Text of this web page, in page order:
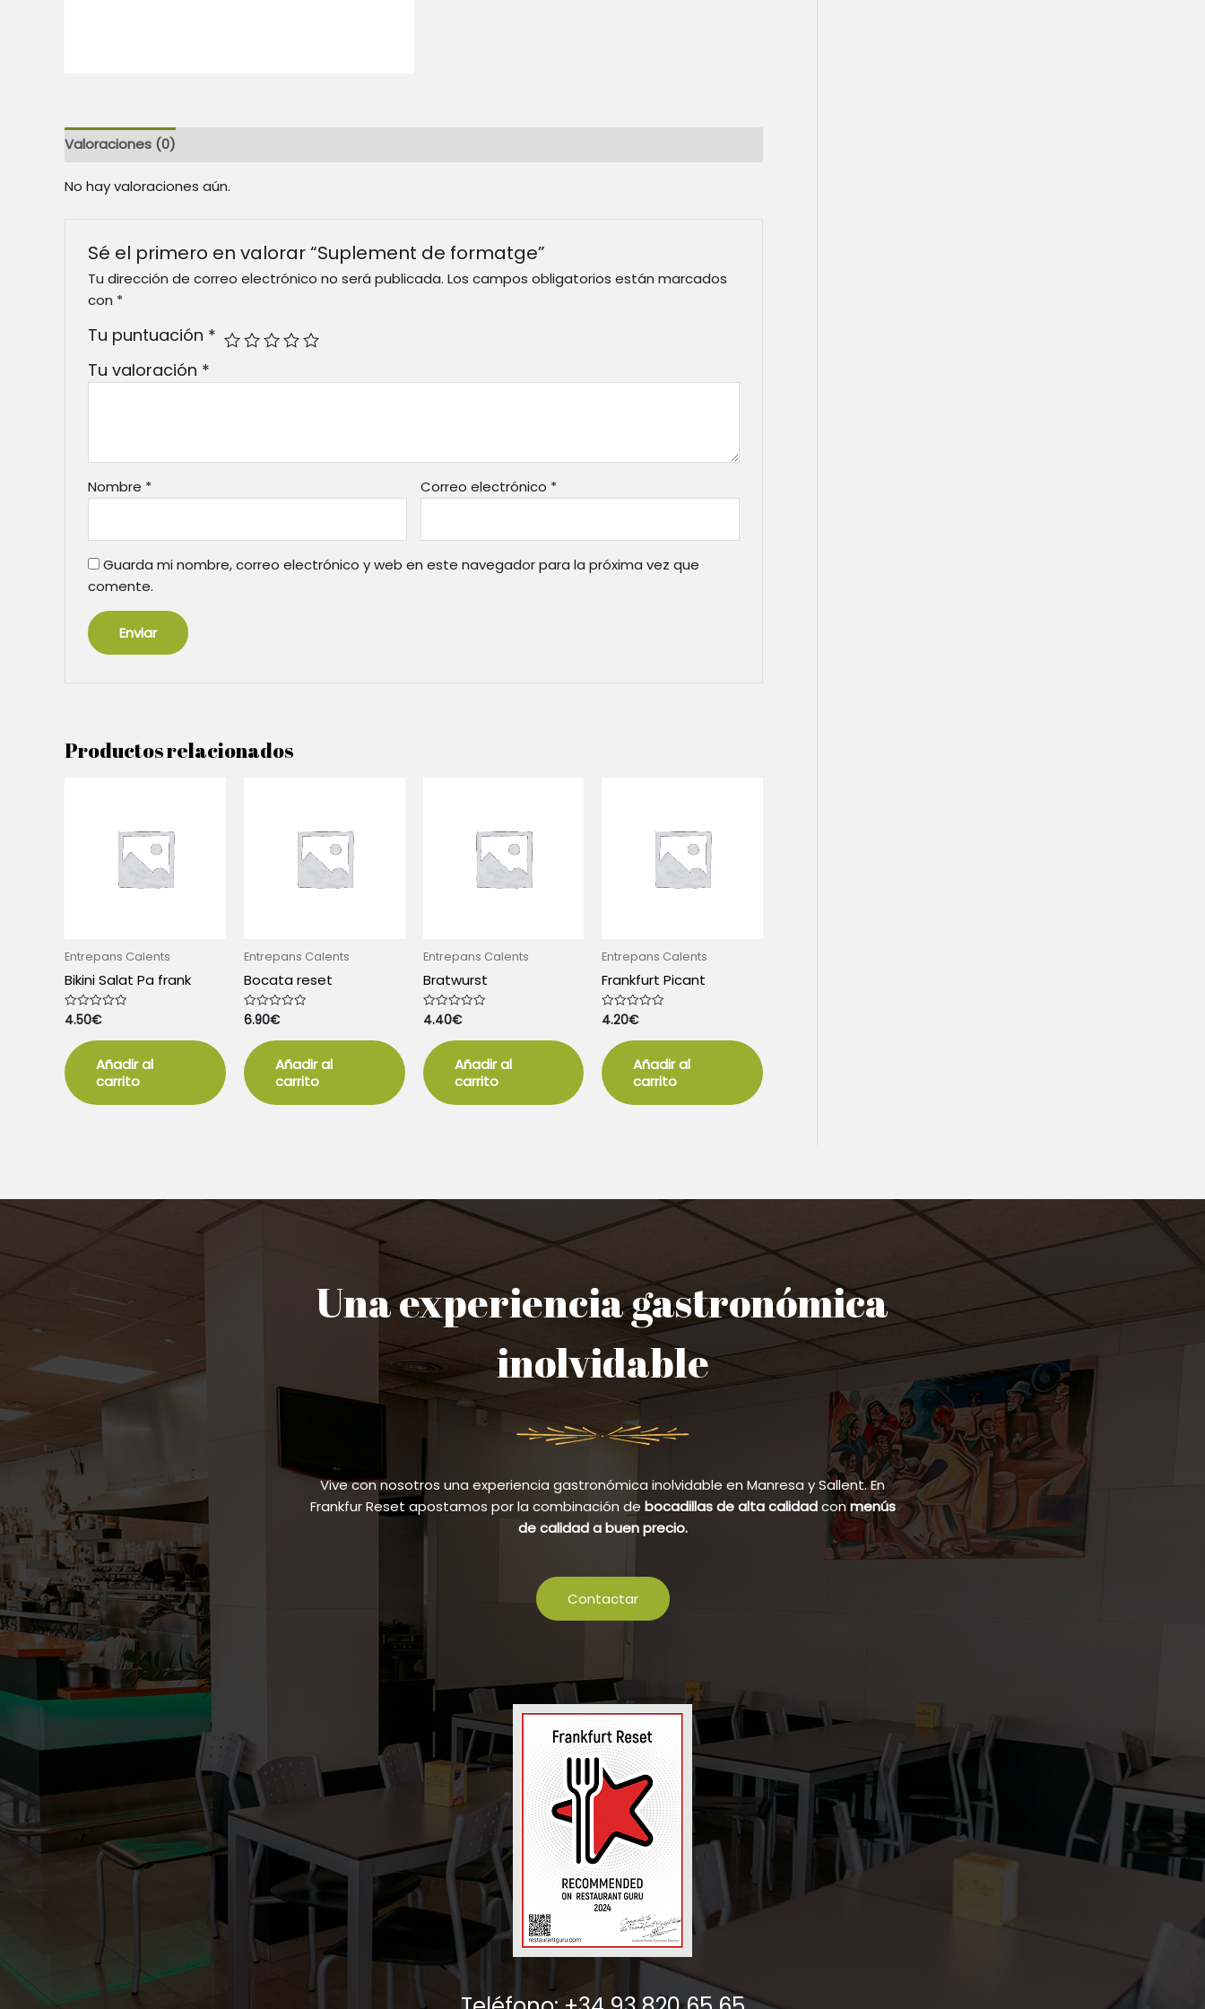
Valoraciones (0)
No hay valoraciones aún.
Sé el primero en valorar “Suplement de formatge”
Tu dirección de correo electrónico no será publicada. Los campos obligatorios están marcados
con *
Tu puntuación *
Tu valoración *
Nombre * Correo electrónico *
Guarda mi nombre, correo electrónico y web en este navegador para la próxima vez que
comente.
Productos relacionados
Entrepans Calents
Bikini Salat Pa frank
Valorado
con
de
5
4.50€
Añadir al
carrito
Entrepans Calents
Bocata reset
Valorado
con
de
5
6.90€
Añadir al
carrito
Entrepans Calents
Bratwurst
Valorado
con
de
5
4.40€
Añadir al
carrito
Entrepans Calents
Frankfurt Picant
Valorado
con
de
5
4.20€
Añadir al
carrito
Una experiencia gastronómica
inolvidable
Vive con nosotros una experiencia gastronómica inolvidable en Manresa y Sallent. En
Frankfur Reset apostamos por la combinación de bocadillas de alta calidadconmenús
de calidad a buen precio.
Contactar